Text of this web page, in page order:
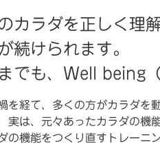
カラダを正しく理
続けられます。
でも、Well being
を経て、多くの方がカラダを
実は、元々あったカラダの機
の機能をつくり直すトレー